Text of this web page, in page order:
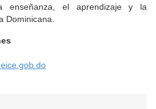
enseñanza, el aprendizaje y la
Dominicana.